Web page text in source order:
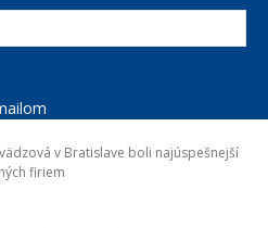
v Bratislave boli najúspešnejší
firiem